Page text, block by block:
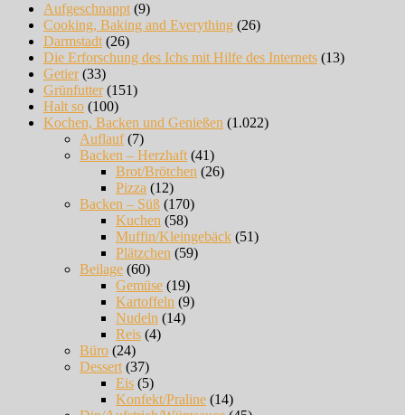
Aufgeschnappt (9)
Cooking, Baking and Everything (26)
Darmstadt (26)
Die Erforschung des Ichs mit Hilfe des Internets (13)
Getier(33)
Grünfutter(151)
Halt so (100)
Kochen, Backen und Genießen (1.022)
Auflauf(7)
Backen – Herzhaft (41)
Brot/Brötchen (26)
Pizza (12)
Backen – Süß (170)
Kuchen (58)
Muffin/Kleingebäck (51)
Plätzchen (59)
Beilage (60)
Gemüse (19)
Kartoffeln (9)
Nudeln (14)
Reis (4)
Büro (24)
Dessert (37)
Eis (5)
Konfekt/Praline (14)